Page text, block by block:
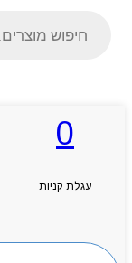
0
עגלת קניות
חיפוש מוצרים
search
ראשי
אודותניו
המגזין
יצירת קשר
Byou